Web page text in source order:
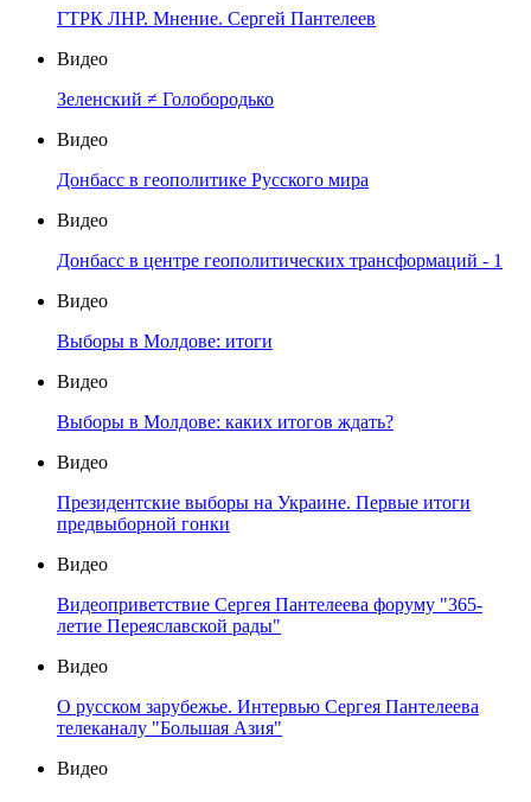
ГТРК ЛНР. Мнение. Сергей Пантелеев
Видео
Зеленский ≠ Голобородько
Видео
Донбасс в геополитике Русского мира
Видео
Донбасс в центре геополитических трансформаций - 1
Видео
Выборы в Молдове: итоги
Видео
Выборы в Молдове: каких итогов ждать?
Видео
Президентские выборы на Украине. Первые итоги
предвыборной гонки
Видео
Видеоприветствие Сергея Пантелеева форуму "365-
летие Переяславской рады"
Видео
О русском зарубежье. Интервью Сергея Пантелеева
телеканалу "Большая Азия"
Видео